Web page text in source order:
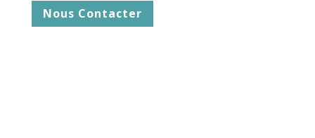
Nous Contacter